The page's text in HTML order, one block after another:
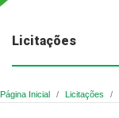
Licitações
Página Inicial Licitações